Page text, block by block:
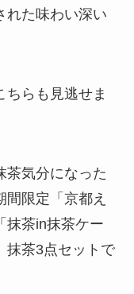
れた味わい深い
ちらも見逃せま
茶気分になった
限定「京都え
抹茶in抹茶ケー
抹茶3点セットで